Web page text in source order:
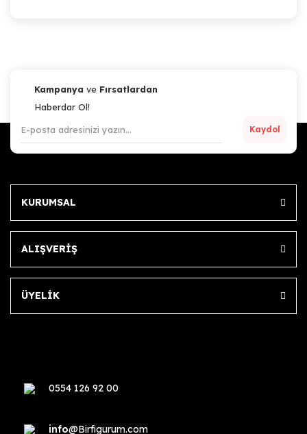
Kampanya ve Fırsatlardan
Haberdar Ol!
Kaydol
KURUMSAL
ALIŞVERİŞ
ÜYELİK
0554 126 92 00
info@Birfigurum.com